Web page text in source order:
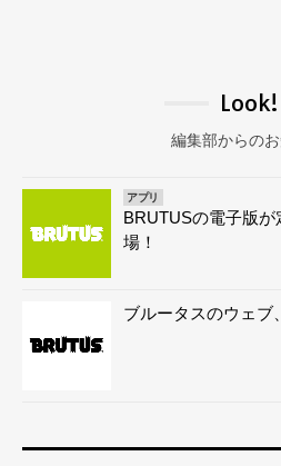
Look!
編集部からの
アプリ
BRUTUSの電子版
場！
ブルータスのウェブ